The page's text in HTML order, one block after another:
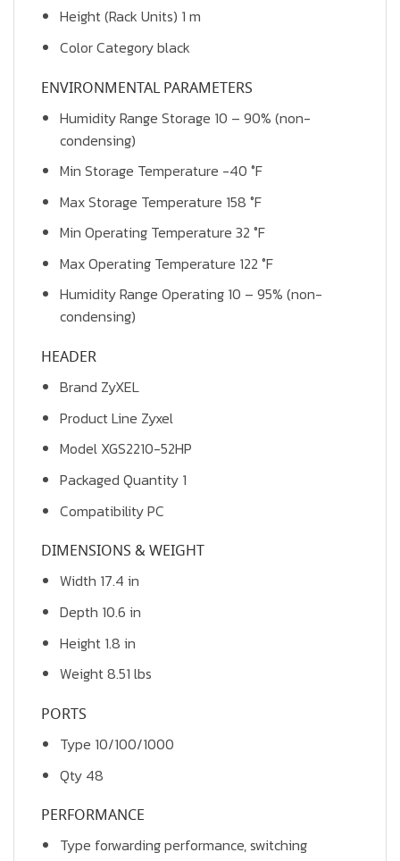
Height (Rack Units) 1 m
Color Category black
ENVIRONMENTAL PARAMETERS
Humidity Range Storage 10 – 90% (non-
condensing)
Min Storage Temperature -40 °F
Max Storage Temperature 158 °F
Min Operating Temperature 32 °F
Max Operating Temperature 122 °F
Humidity Range Operating 10 – 95% (non-
condensing)
HEADER
Brand ZyXEL
Product Line Zyxel
Model XGS2210-52HP
Packaged Quantity 1
Compatibility PC
DIMENSIONS & WEIGHT
Width 17.4 in
Depth 10.6 in
Height 1.8 in
Weight 8.51 lbs
PORTS
Type 10/100/1000
Qty 48
PERFORMANCE
Type forwarding performance, switching